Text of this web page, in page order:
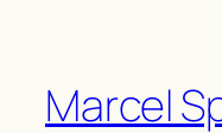
Marcel